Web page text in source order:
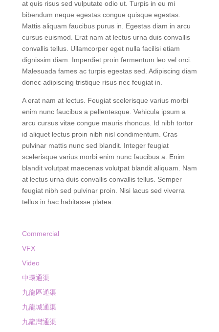
sociis natoque penatibus et magnis dis. Euismod lacinia
at quis risus sed vulputate odio ut. Turpis in eu mi
bibendum neque egestas congue quisque egestas.
Mattis aliquam faucibus purus in. Egestas diam in arcu
cursus euismod. Erat nam at lectus urna duis convallis
convallis tellus. Ullamcorper eget nulla facilisi etiam
dignissim diam. Imperdiet proin fermentum leo vel orci.
Malesuada fames ac turpis egestas sed. Adipiscing diam
donec adipiscing tristique risus nec feugiat in.
A erat nam at lectus. Feugiat scelerisque varius morbi
enim nunc faucibus a pellentesque. Vehicula ipsum a
arcu cursus vitae congue mauris rhoncus. Id nibh tortor
id aliquet lectus proin nibh nisl condimentum. Cras
pulvinar mattis nunc sed blandit. Integer feugiat
scelerisque varius morbi enim nunc faucibus a. Enim
blandit volutpat maecenas volutpat blandit aliquam. Nam
at lectus urna duis convallis convallis tellus. Semper
feugiat nibh sed pulvinar proin. Nisi lacus sed viverra
Commercial
VFX
Video
中環通渠
九龍區通渠
九龍城通渠